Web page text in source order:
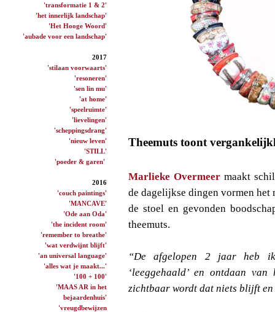
'transformatie 1 & 2'
'het innerlijk landschap'
'Het Hooge Woord'
'aubade voor een landschap'
2017
'stilaan voorwaarts'
'resoneren'
'sen lin mu'
'at home'
'speelruimte'
'lievelingen'
'scheppingsdrang'
'nieuw leven'
'STILL'
'poeder & garen'
2016
'couch paintings'
'MANCAVE'
'Ode aan Oda'
'the incident room'
'remember to breathe'
'wat verdwijnt blijft'
'an universal language'
'alles wat je maakt...'
'100 + 100'
'MAAS AR in het
bejaardenhuis'
'vreugdbewijzen
Theemuts toont
Marlieke Overmeer maakt
de dagelijkse dingen vormen het
de stoel en gevonden
theemuts.
“De afgelopen 2 jaar heb
‘leeggehaald’ en ontdaan
zichtbaar wordt dat niets blijft